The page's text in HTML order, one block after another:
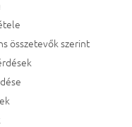
összetevők szerint